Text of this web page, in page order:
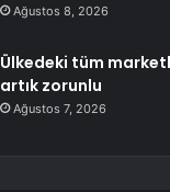
Ağustos 8, 2026
Ülkedeki tüm
artık zorunlu
Ağustos 7, 2026